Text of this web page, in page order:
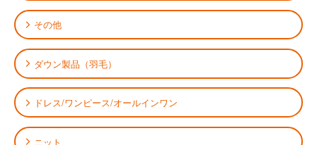
その他
ダウン製品（羽毛）
ドレス/ワンピース/オールインワン
ニット